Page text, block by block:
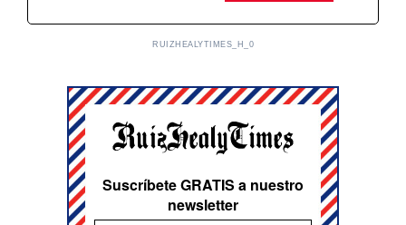
RUIZHEALYTIMES_H_0
Suscríbete GRATIS a nuestro
newsletter